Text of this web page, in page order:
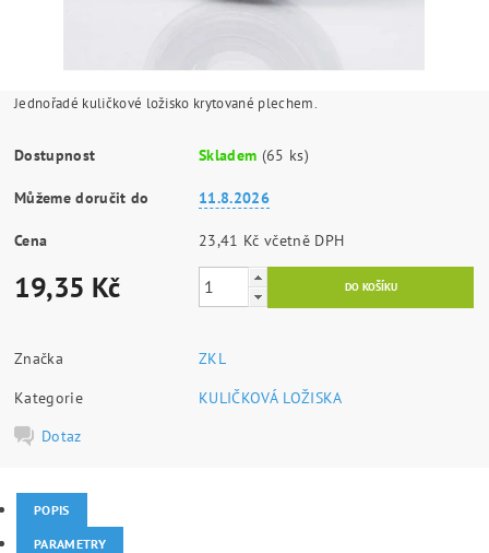
Jednořadé kuličkové ložisko krytované plechem.
Dostupnost Skladem (65 ks)
Můžeme doručit do 11.8.2026
Cena 23,41 Kč včetně DPH
19,35 Kč
Značka
ZKL
Kategorie
KULIČKOVÁ LOŽISKA
Dotaz
POPIS
PARAMETRY